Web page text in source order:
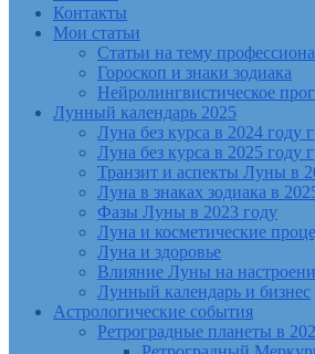
Контакты
Мои статьи
Статьи на тему
Гороскоп и знаки зодиака
Нейролингвистическое
Лунный календарь 2025
Луна без курса в 2024 году
Луна без курса в 2025 году
Транзит и аспекты Луны в
Луна в знаках зодиака в
Фазы Луны в 2023 году
Луна и косметические
Луна и здоровье
Влияние Луны на
Лунный календарь и бизнес
Астрологические события
Ретроградные планеты в